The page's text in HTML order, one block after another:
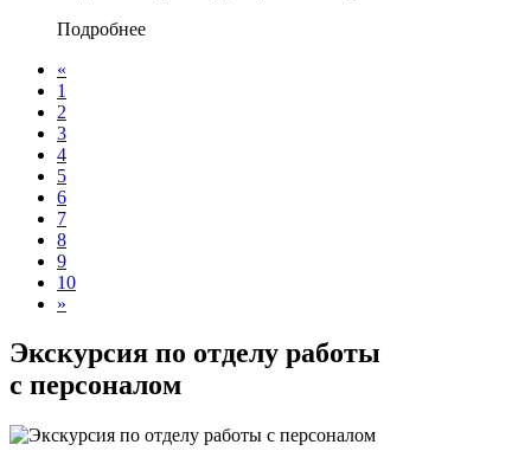
Подробнее
«
1
2
3
4
5
6
7
8
9
10
»
Экскурсия по отделу работы
с персоналом